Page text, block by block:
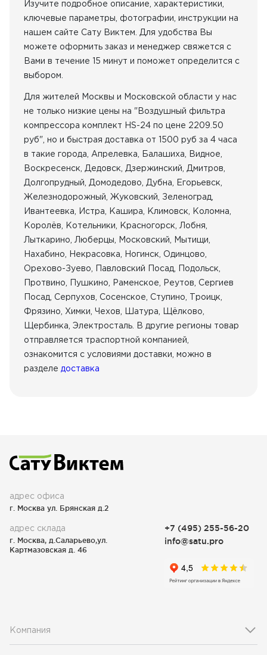
Изучите подробное описание, характеристики,
ключевые параметры, фотографии, инструкции на
нашем сайте Сату Виктем. Для удобства Вы
можете оформить заказ и менеджер свяжется с
Вами в течение 15 минут и поможет определится с
выбором.
Для жителей Москвы и Московской области у нас
не только низкие цены на "Воздушный фильтра
компрессора комплект HS-24 по цене 2209.50
руб", но и быстрая доставка от 1500 руб за 4 часа
в такие города, Апрелевка, Балашиха, Видное,
Воскресенск, Дедовск, Дзержинский, Дмитров,
Долгопрудный, Домодедово, Дубна, Егорьевск,
Железнодорожный, Жуковский, Зеленоград,
Ивантеевка, Истра, Кашира, Климовск, Коломна,
Королёв, Котельники, Красногорск, Лобня,
Лыткарино, Люберцы, Московский, Мытищи,
Нахабино, Некрасовка, Ногинск, Одинцово,
Орехово-Зуево, Павловский Посад, Подольск,
Протвино, Пушкино, Раменское, Реутов, Сергиев
Посад, Серпухов, Сосенское, Ступино, Троицк,
Фрязино, Химки, Чехов, Шатура, Щёлково,
Щербинка, Электросталь. В другие регионы товар
отправляется траспортной компанией,
ознакомится с условиями доставки, можно в
разделе доставка
адрес офиса
г. Москва ул. Брянская д.2
адрес склада
г. Москва, д.Саларьево,ул.
Картмазовская д. 46
+7 (495) 255-56-20
info@satu.pro
Компания